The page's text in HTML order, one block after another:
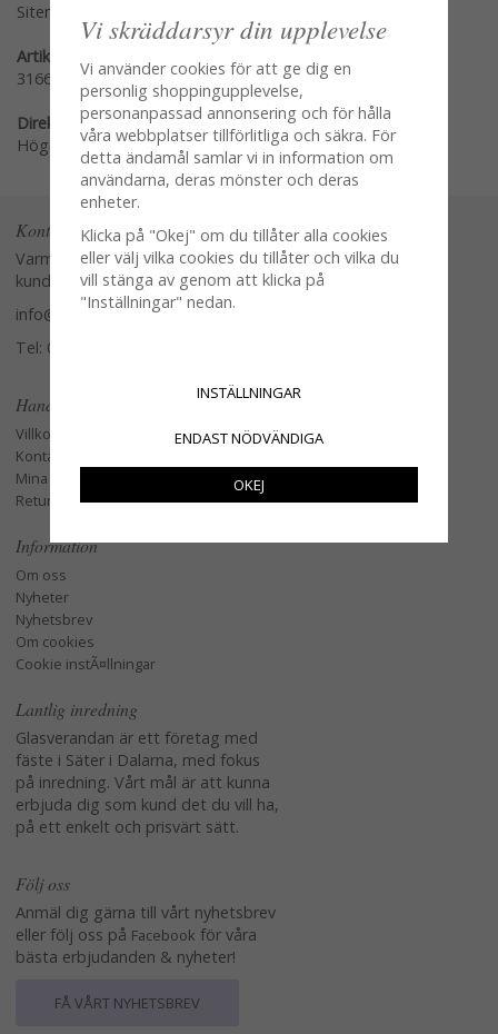
Sitemap »
Artikelnummer:
3166-99
Direktlänk:
Högerklicka och kopiera adressen
Kontakta oss
Varmt välkommen att kontakta vår
kundtjänst.
info@glasverandan.se
Tel: 079-3495968
Handla
Villkor
Kontakta oss
Mina favoriter
Retur och Reklamation
Information
Om oss
Nyheter
Nyhetsbrev
Om cookies
Cookie instÃ¤llningar
Lantlig inredning
Glasverandan är ett företag med
fäste i Säter i Dalarna, med fokus
på inredning. Vårt mål är att kunna
erbjuda dig som kund det du vill ha,
på ett enkelt och prisvärt sätt.
Följ oss
Anmäl dig gärna till vårt nyhetsbrev
eller följ oss på Facebook för våra
bästa erbjudanden & nyheter!
FÅ VÅRT NYHETSBREV
Vi skräddarsyr din upplevelse
Vi använder cookies för att ge dig en
personlig shoppingupplevelse,
personanpassad annonsering och för hålla
våra webbplatser tillförlitliga och säkra. För
detta ändamål samlar vi in information om
användarna, deras mönster och deras
enheter.
Klicka på "Okej" om du tillåter alla cookies
eller välj vilka cookies du tillåter och vilka du
vill stänga av genom att klicka på
"Inställningar" nedan.
INSTÄLLNINGAR
ENDAST NÖDVÄNDIGA
OKEJ